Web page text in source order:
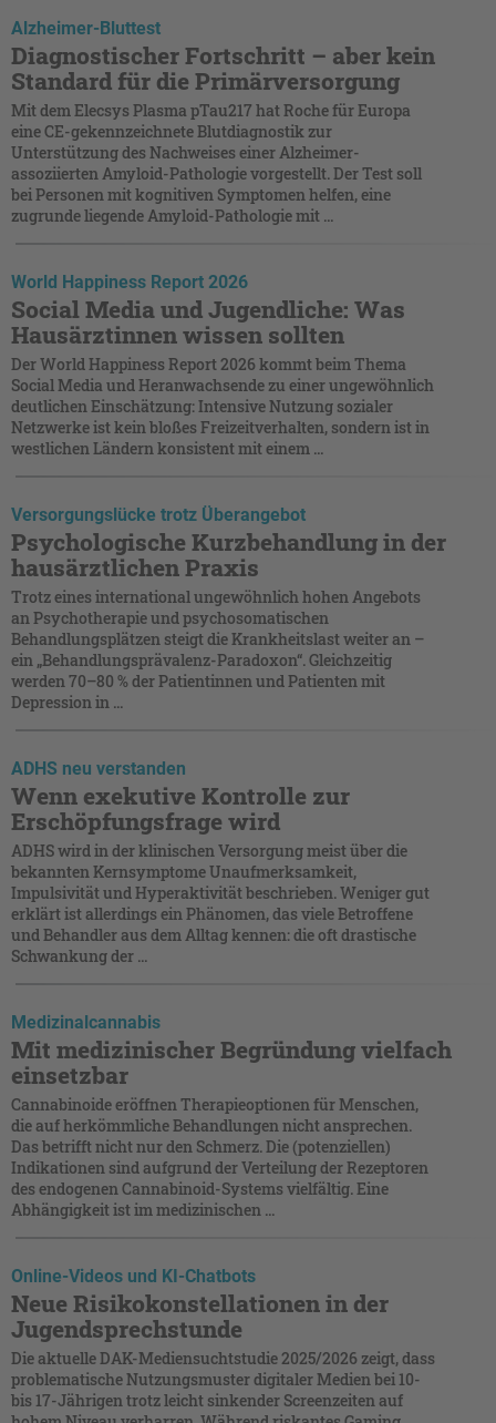
Alzheimer-Bluttest
Diagnostischer Fortschritt – aber kein
Standard für die Primärversorgung
Mit dem Elecsys Plasma pTau217 hat Roche für Europa
eine CE-gekennzeichnete Blutdiagnostik zur
Unterstützung des Nachweises einer Alzheimer-
assoziierten Amyloid-Pathologie vorgestellt. Der Test soll
bei Personen mit kognitiven Symptomen helfen, eine
zugrunde liegende Amyloid-Pathologie mit ...
World Happiness Report 2026
Social Media und Jugendliche: Was
Hausärztinnen wissen sollten
Der World Happiness Report 2026 kommt beim Thema
Social Media und Heranwachsende zu einer ungewöhnlich
deutlichen Einschätzung: Intensive Nutzung sozialer
Netzwerke ist kein bloßes Freizeitverhalten, sondern ist in
westlichen Ländern konsistent mit einem ...
Versorgungslücke trotz Überangebot
Psychologische Kurzbehandlung in der
hausärztlichen Praxis
Trotz eines international ungewöhnlich hohen Angebots
an Psychotherapie und psychosomatischen
Behandlungsplätzen steigt die Krankheitslast weiter an –
ein „Behandlungsprävalenz-Paradoxon“. Gleichzeitig
werden 70–80 % der Patientinnen und Patienten mit
Depression in ...
ADHS neu verstanden
Wenn exekutive Kontrolle zur
Erschöpfungsfrage wird
ADHS wird in der klinischen Versorgung meist über die
bekannten Kernsymptome Unaufmerksamkeit,
Impulsivität und Hyperaktivität beschrieben. Weniger gut
erklärt ist allerdings ein Phänomen, das viele Betroffene
und Behandler aus dem Alltag kennen: die oft drastische
Schwankung der ...
Medizinalcannabis
Mit medizinischer Begründung vielfach
einsetzbar
Cannabinoide eröffnen Therapieoptionen für Menschen,
die auf herkömmliche Behandlungen nicht ansprechen.
Das betrifft nicht nur den Schmerz. Die (potenziellen)
Indikationen sind aufgrund der Verteilung der Rezeptoren
des endogenen Cannabinoid-Systems vielfältig. Eine
Abhängigkeit ist im medizinischen ...
Online-Videos und KI-Chatbots
Neue Risikokonstellationen in der
Jugendsprechstunde
Die aktuelle DAK-Mediensuchtstudie 2025/2026 zeigt, dass
problematische Nutzungsmuster digitaler Medien bei 10-
bis 17-Jährigen trotz leicht sinkender Screenzeiten auf